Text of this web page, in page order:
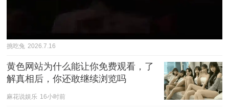
挑吃兔 2026.7.16
黄色网站为什么能让你免费观看，了
解真相后，你还敢继续浏览吗
麻花说娱乐 16小时前